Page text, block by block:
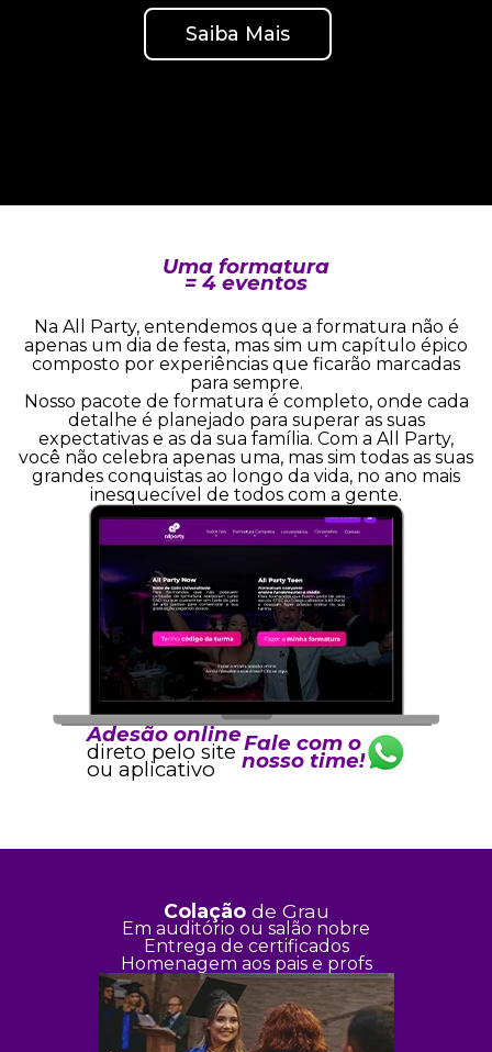
Saiba Mais
Uma formatura
= 4 eventos
Na All Party, entendemos que a formatura não é
apenas um dia de festa, mas sim um capítulo épico
composto por experiências que ficarão marcadas
para sempre.
Nosso pacote de formatura é completo, onde cada
detalhe é planejado para superar as suas
expectativas e as da sua família. Com a All Party,
você não celebra apenas uma, mas sim todas as suas
grandes conquistas ao longo da vida, no ano mais
inesquecível de todos com a gente.
Adesão online
direto pelo site
ou aplicativo
Fale com o
nosso time!
Colaçãode Grau
Em auditório ou salão nobre
Entrega de certificados
Homenagem aos pais e profs